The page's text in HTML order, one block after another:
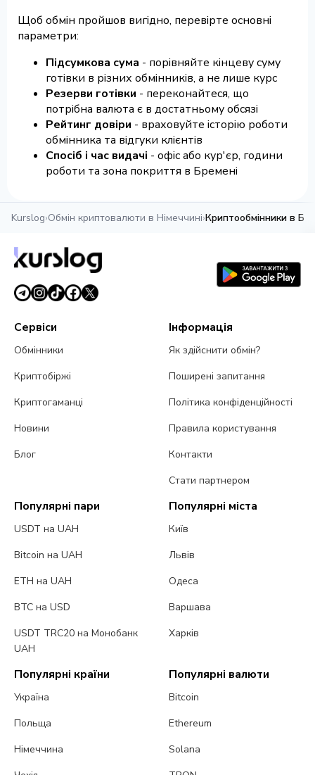
Щоб обмін пройшов вигідно, перевірте основні
параметри:
Підсумкова сума - порівняйте кінцеву суму
готівки в різних обмінників, а не лише курс
Резерви готівки - переконайтеся, що
потрібна валюта є в достатньому обсязі
Рейтинг довіри - враховуйте історію роботи
обмінника та відгуки клієнтів
Спосіб і час видачі - офіс або кур'єр, години
роботи та зона покриття в Бремені
Kurslog›Обмін криптовалюти в Німеччині›Криптообмінники в
Сервіси
Обмінники
Криптобіржі
Криптогаманці
Новини
Блог
Інформація
Як здійснити обмін?
Поширені запитання
Політика конфіденційності
Правила користування
Контакти
Стати партнером
Популярні пари
USDT на UAH
Bitcoin на UAH
ETH на UAH
BTC на USD
USDT TRC20 на Монобанк
UAH
Популярні міста
Київ
Львів
Одеса
Варшава
Харків
Популярні країни
Україна
Польща
Німеччина
Популярні валюти
Bitcoin
Ethereum
Solana